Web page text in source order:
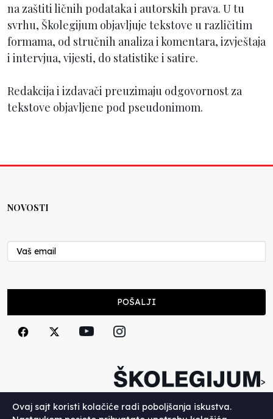
na zaštiti ličnih podataka i autorskih prava. U tu
svrhu, Školegijum objavljuje tekstove u različitim
formama, od stručnih analiza i komentara, izvještaja
i intervjua, vijesti, do statistike i satire.
Redakcija i izdavači preuzimaju odgovornost za
tekstove objavljene pod pseudonimom.
NOVOSTI
POŠALJI
>
Copyright (c) 2026. Školegijum.
Ovaj sajt koristi kolačiće radi poboljšanja iskustva.